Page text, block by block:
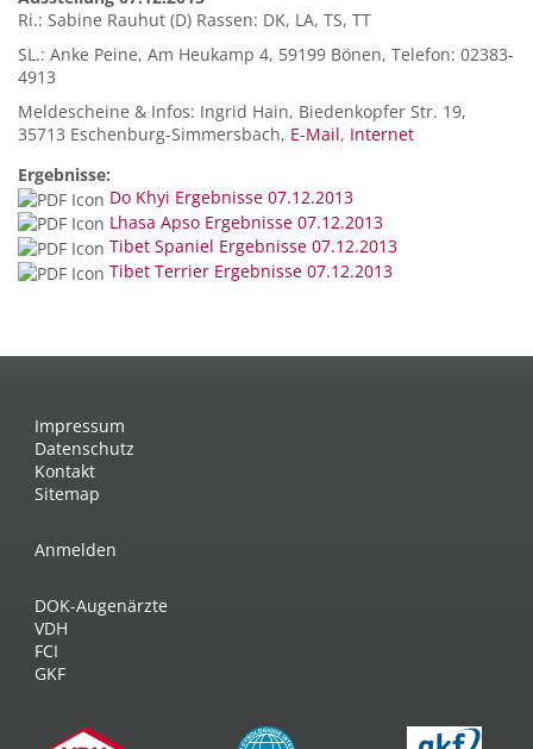
Ri.: Sabine Rauhut (D) Rassen: DK, LA, TS, TT
SL.: Anke Peine, Am Heukamp 4, 59199 Bönen, Telefon: 02383-
4913
Meldescheine & Infos: Ingrid Hain, Biedenkopfer Str. 19,
35713 Eschenburg-Simmersbach, E-Mail, Internet
Ergebnisse:
Do Khyi Ergebnisse 07.12.2013
Lhasa Apso Ergebnisse 07.12.2013
Tibet Spaniel Ergebnisse 07.12.2013
Tibet Terrier Ergebnisse 07.12.2013
Impressum
Datenschutz
Kontakt
Sitemap
Anmelden
DOK-Augenärzte
VDH
FCI
GKF